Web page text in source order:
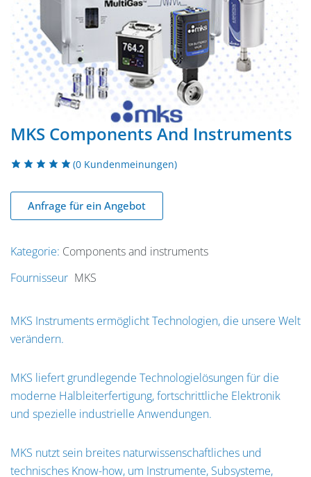
DE
MKS Components And Instruments
(0 Kundenmeinungen)
Anfrage für ein Angebot
Kategorie: Components and instruments
Fournisseur MKS
MKS Instruments ermöglicht Technologien, die unsere Welt
verändern.
MKS liefert grundlegende Technologielösungen für die
moderne Halbleiterfertigung, fortschrittliche Elektronik
und spezielle industrielle Anwendungen.
MKS nutzt sein breites naturwissenschaftliches und
technisches Know-how, um Instrumente, Subsysteme,